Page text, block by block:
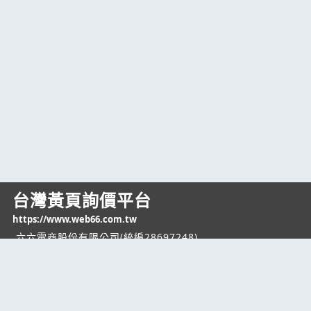
台灣黃頁詢價平台
https://www.web66.com.tw
六六電商股份有限公司(統編28697248)